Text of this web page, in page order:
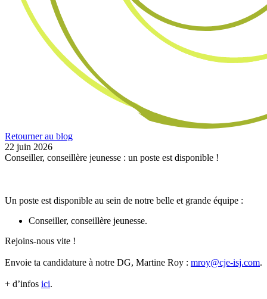
Retourner au blog
22 juin 2026
Conseiller, conseillère jeunesse : un poste est disponible !
Un poste est disponible au sein de notre belle et grande équipe :
Conseiller, conseillère jeunesse.
Rejoins-nous vite !
Envoie ta candidature à notre DG, Martine Roy : mroy@cje-isj.com.
+ d’infos ici.